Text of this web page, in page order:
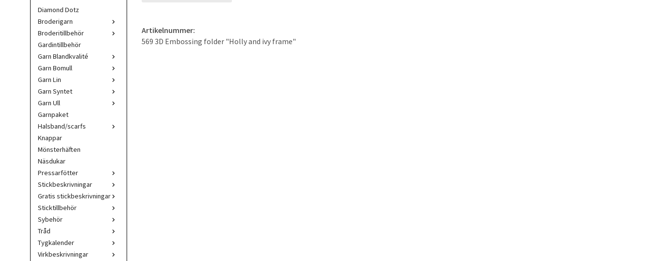
Diamond Dotz
Broderigarn
Broderitillbehör
Gardintillbehör
Garn Blandkvalité
Garn Bomull
Garn Lin
Garn Syntet
Garn Ull
Garnpaket
Halsband/scarfs
Knappar
Mönsterhäften
Näsdukar
Pressarfötter
Stickbeskrivningar
Gratis stickbeskrivningar
Sticktillbehör
Sybehör
Tråd
Tygkalender
Virkbeskrivningar
Artikelnummer:
569 3D Embossing folder "Holly and ivy frame"